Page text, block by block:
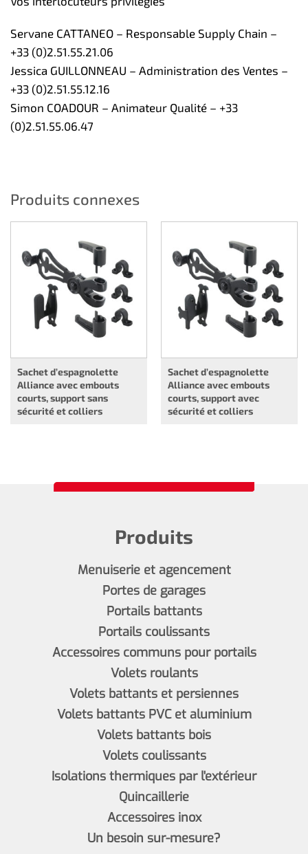
Servane CATTANEO – Responsable Supply Chain –
+33 (0)2.51.55.21.06
Jessica GUILLONNEAU – Administration des Ventes –
+33 (0)2.51.55.12.16
Simon COADOUR – Animateur Qualité – +33
(0)2.51.55.06.47
Produits connexes
Sachet d’espagnolette
Alliance avec embouts
courts, support sans
sécurité et colliers
Sachet d’espagnolette
Alliance avec embouts
courts, support avec
sécurité et colliers
Produits
Menuiserie et agencement
Portes de garages
Portails battants
Portails coulissants
Accessoires communs pour portails
Volets roulants
Volets battants et persiennes
Volets battants PVC et aluminium
Volets battants bois
Volets coulissants
Isolations thermiques par l'extérieur
Quincaillerie
Accessoires inox
Un besoin sur-mesure?